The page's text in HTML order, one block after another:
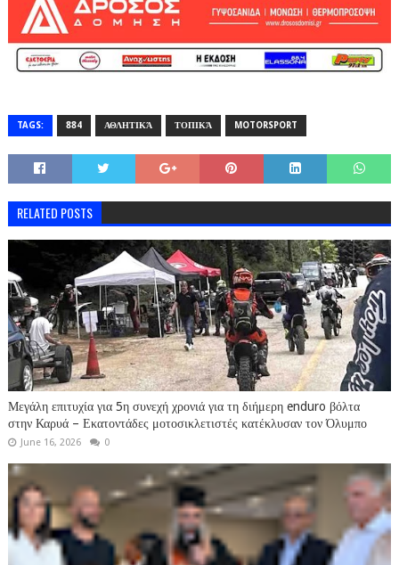
TAGS: 884 ΑΘΛΗΤΙΚΆ ΤΟΠΙΚΆ MOTORSPORT
RELATED POSTS
Μεγάλη επιτυχία για 5η συνεχή χρονιά για τη διήμερη enduro βόλτα
στην Καρυά – Εκατοντάδες μοτοσικλετιστές κατέκλυσαν τον Όλυμπο
June 16, 2026 0